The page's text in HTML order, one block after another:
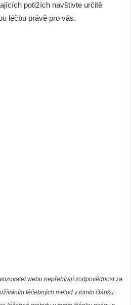
potížích navštivte určitě
léčbu právě pro vás.
webu nepřebírají zodpovědnost za
léčebných metod v tomto článku.